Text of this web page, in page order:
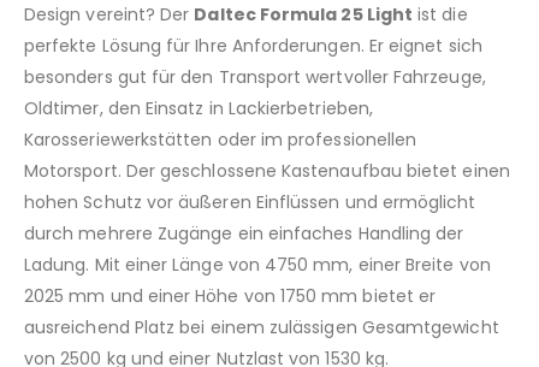
Design vereint? Der Daltec Formula 25 Light ist die
perfekte Lösung für Ihre Anforderungen. Er eignet sich
besonders gut für den Transport wertvoller Fahrzeuge,
Oldtimer, den Einsatz in Lackierbetrieben,
Karosseriewerkstätten oder im professionellen
Motorsport. Der geschlossene Kastenaufbau bietet einen
hohen Schutz vor äußeren Einflüssen und ermöglicht
durch mehrere Zugänge ein einfaches Handling der
Ladung. Mit einer Länge von 4750 mm, einer Breite von
2025 mm und einer Höhe von 1750 mm bietet er
ausreichend Platz bei einem zulässigen Gesamtgewicht
von 2500 kg und einer Nutzlast von 1530 kg.